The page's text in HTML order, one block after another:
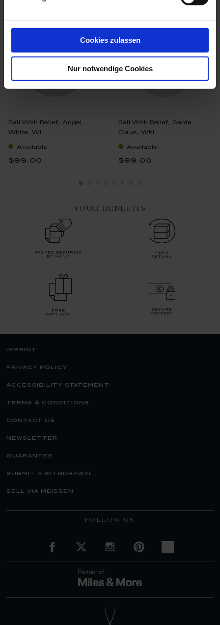
Cookies zulassen
Nur notwendige Cookies
Ball With Relief, Angel,
White, Wi...
Available
$99.00
Ball With Relief, Santa
Claus, Whi...
Available
$99.00
YOUR BENEFITS
packed securely
by hand
free
return
free
gift box
secure
payment
imprint
privacy policy
accessibility statement
terms & conditions
contact us
newsletter
guarantee
submit a withdrawal
sell via meissen
FOLLOW US